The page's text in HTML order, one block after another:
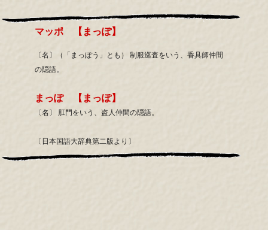
マッポ 【まっぽ】
〔名〕（「まっぽう」とも） 制服巡査をいう、香具師仲間
の隠語。
まっぽ 【まっぽ】
〔名〕 肛門をいう、盗人仲間の隠語。
〔日本国語大辞典第二版より〕